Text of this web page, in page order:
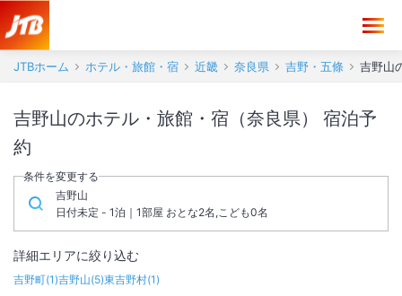
JTBホーム ホテル・旅館・宿 近畿 奈良県 吉野・五條 吉野山
吉野山のホテル・旅館・宿（奈良県） 宿泊予
約
条件を変更する
吉野山
日付未定 - 1泊｜1部屋 おとな2名,こども0名
詳細エリアに絞り込む
吉野町(1)吉野山(5)東吉野村(1)